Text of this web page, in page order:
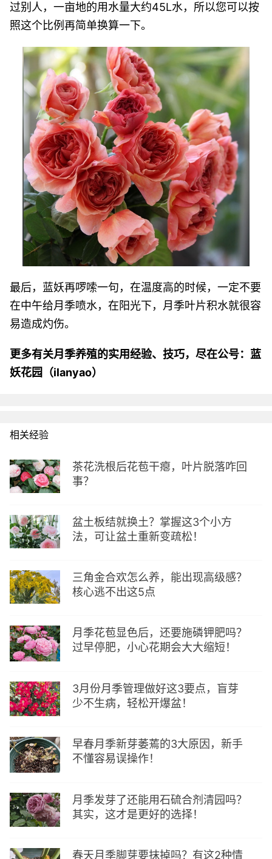
过别人，一亩地的用水量大约45L水，所以您可以按
照这个比例再简单换算一下。
最后，蓝妖再啰嗦一句，在温度高的时候，一定不要
在中午给月季喷水，在阳光下，月季叶片积水就很容
易造成灼伤。
更多有关月季养殖的实用经验、技巧，尽在公号：蓝
妖花园（ilanyao）
相关经验
茶花洗根后花苞干瘪，叶片脱落咋回
事？
盆土板结就换土？掌握这3个小方
法，可让盆土重新变疏松！
三角金合欢怎么养，能出现高级感？
核心逃不出这5点
月季花苞显色后，还要施磷钾肥吗？
过早停肥，小心花期会大大缩短！
3月份月季管理做好这3要点，盲芽
少不生病，轻松开爆盆！
早春月季新芽萎蔫的3大原因，新手
不懂容易误操作！
月季发芽了还能用石硫合剂清园吗？
其实，这才是更好的选择！
春天月季脚芽要抹掉吗？有这2种情